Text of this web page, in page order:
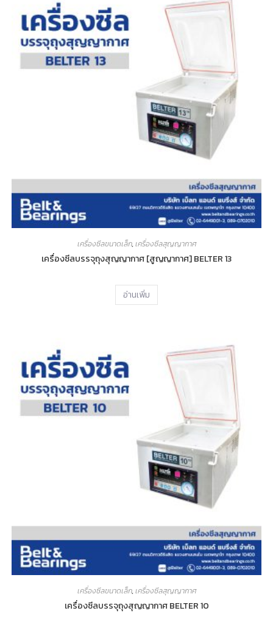
เครื่องซีลขนาดเล็ก,เครื่องซีลสุญญากาศ
เครื่องซีลบรรจุถุงสุญญากาศ [สูญญากาศ] BELTER 13
อ่านเพิ่ม
เครื่องซีลขนาดเล็ก,เครื่องซีลสุญญากาศ
เครื่องซีลบรรจุถุงสุญญากาศ BELTER 10